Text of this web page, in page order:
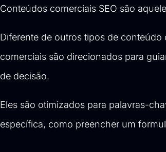
Conteúdos comerciais SEO são
Diferente de outros tipos de
comerciais são direcionados para
de decisão.
Eles são otimizados para palavras-
específica, como preencher um